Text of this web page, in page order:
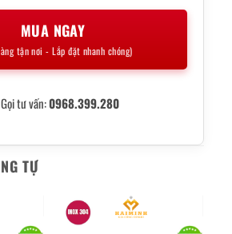
MUA NGAY
tận nơi - Lắp đặt nhanh chóng)
tư vấn:0968.399.280
TỰ